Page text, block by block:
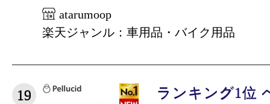
atarumoop
楽天ジャンル：車用品・バイク用品
19
ランキング1位